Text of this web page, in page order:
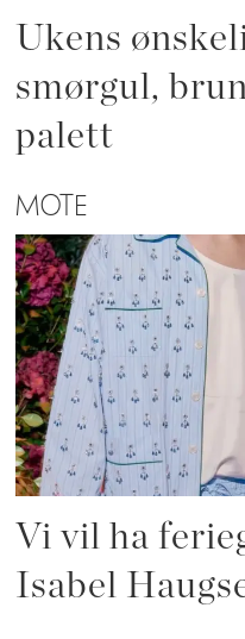
Ukens
smørgul,
palett
MOTE
Vi vil ha
Isabel